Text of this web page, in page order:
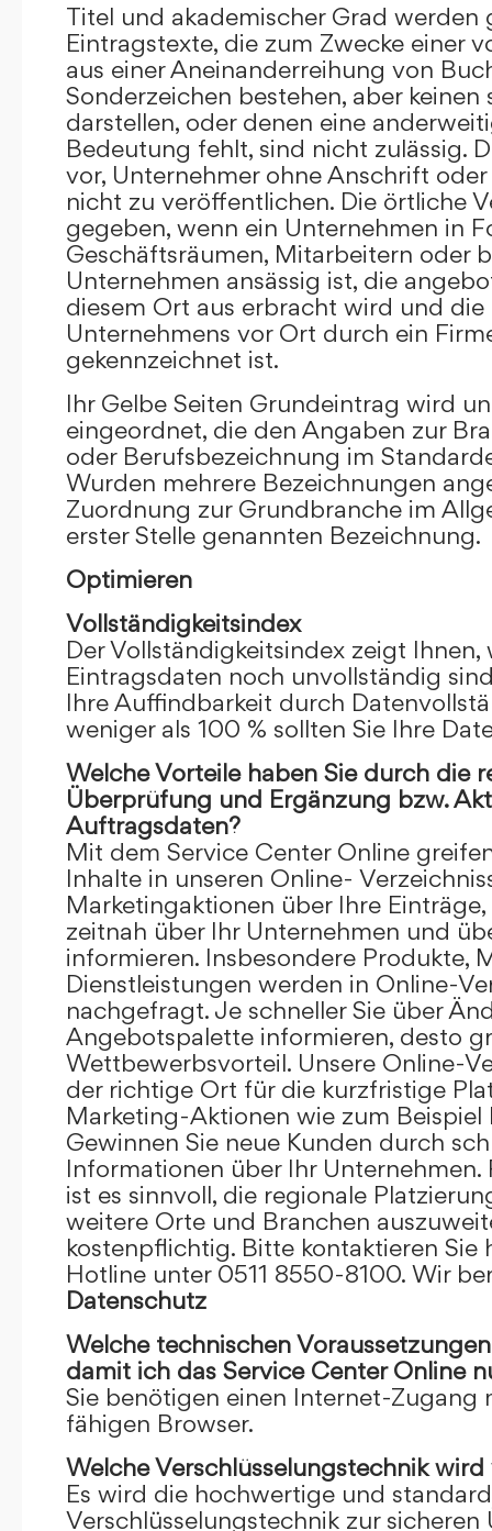
Titel und akademischer Grad werden
Eintragstexte, die zum Zwecke einer
aus einer Aneinanderreihung von
Sonderzeichen bestehen, aber keinen
darstellen, oder denen eine
Bedeutung fehlt, sind nicht zulässig.
vor, Unternehmer ohne Anschrift
nicht zu veröffentlichen. Die örtliche
gegeben, wenn ein Unternehmen in
Geschäftsräumen, Mitarbeitern oder
Unternehmen ansässig ist, die
diesem Ort aus erbracht wird und die
Unternehmens vor Ort durch ein
gekennzeichnet ist.
Ihr Gelbe Seiten Grundeintrag wird
eingeordnet, die den Angaben zur
oder Berufsbezeichnung im
Wurden mehrere Bezeichnungen
Zuordnung zur Grundbranche im
erster Stelle genannten Bezeichnung.
Optimieren
Vollständigkeitsindex
Der Vollständigkeitsindex zeigt
Eintragsdaten noch unvollständig
Ihre Auffindbarkeit durch
weniger als 100 % sollten Sie Ihre
Welche Vorteile haben Sie durch die
Überprüfung und Ergänzung bzw.
Auftragsdaten?
Mit dem Service Center Online
Inhalte in unseren Online-
Marketingaktionen über Ihre
zeitnah über Ihr Unternehmen und
informieren. Insbesondere Produkte,
Dienstleistungen werden in Online-
nachgefragt. Je schneller Sie über
Angebotspalette informieren, desto
Wettbewerbsvorteil. Unsere Online-
der richtige Ort für die kurzfristige
Marketing-Aktionen wie zum Beispiel
Gewinnen Sie neue Kunden durch
Informationen über Ihr Unternehmen.
ist es sinnvoll, die regionale
weitere Orte und Branchen
kostenpflichtig. Bitte kontaktieren Sie
Hotline unter 0511 8550-8100. Wir
Datenschutz
Welche technischen
damit ich das Service Center Online
Sie benötigen einen Internet-Zugang
fähigen Browser.
Welche Verschlüsselungstechnik
Es wird die hochwertige und
Verschlüsselungstechnik zur